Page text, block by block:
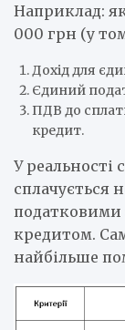
Наприклад:
000 грн (у
Дохід для
Єдиний
ПДВ до
кредит.
У реальності
сплачується
податковими
кредитом.
найбільше